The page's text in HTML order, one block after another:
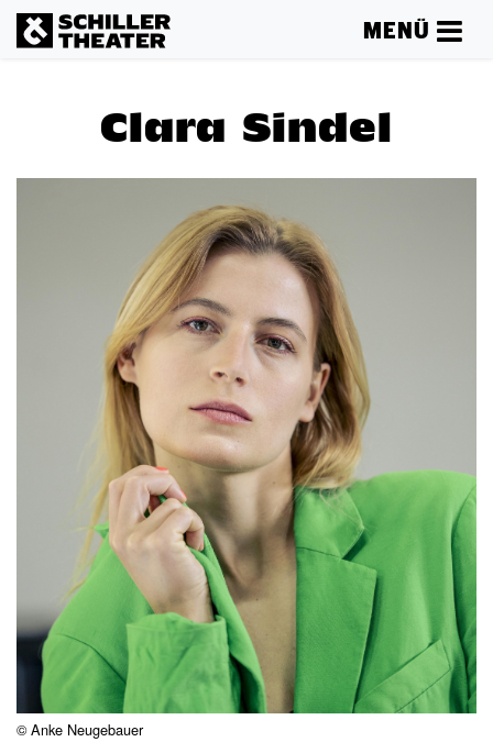
MENÜ
Clara Sindel
© Anke Neugebauer